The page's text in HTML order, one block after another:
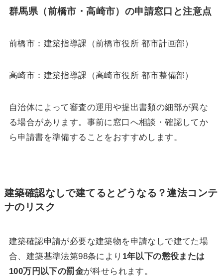
群馬県（前橋市・高崎市）の申請窓口と注意点
前橋市：建築指導課（前橋市役所 都市計画部）
高崎市：建築指導課（高崎市役所 都市整備部）
自治体によって審査の運用や提出書類の細部が異な
る場合があります。事前に窓口へ相談・確認してか
ら申請書を準備することをおすすめします。
建築確認なしで建てるとどうなる？違法コンテ
ナのリスク
建築確認申請が必要な建築物を申請なしで建てた場
合、建築基準法第98条により 1年以下の懲役または
100万円以下の罰金が科せられます。